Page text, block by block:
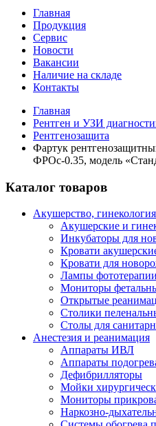
Главная
Продукция
Сервис
Новости
Вакансии
Наличие на складе
Контакты
Главная
Рентген и УЗИ
Рентгенозащита
Фартук
ФРОc-0.35, модель
Каталог товаров
Акушерство,
Акушерские и
Инкубаторы для
Кровати
Кровати для
Лампы фототерапии
Мониторы
Открытые
Столики
Столы для
Анестезия и реанимация
Аппараты ИВЛ
Аппараты
Дефибрилляторы
Мойки
Мониторы
Наркозно-